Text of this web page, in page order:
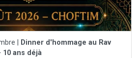
| Dinner d'hommage au Rav
ans déjà